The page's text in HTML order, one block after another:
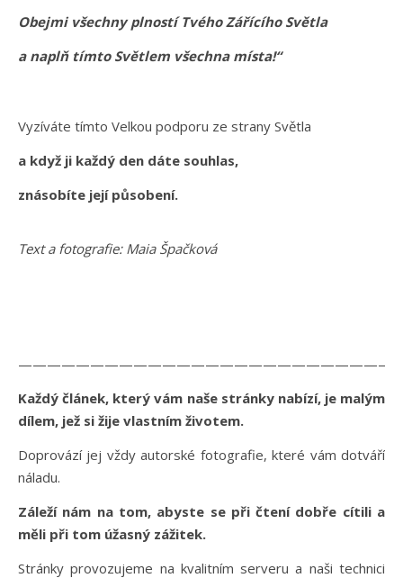
Obejmi všechny plností Tvého Zářícího Světla
a naplň tímto Světlem všechna místa!“
Vyzíváte tímto Velkou podporu ze strany Světla
a když ji každý den dáte souhlas,
znásobíte její působení.
Text a fotografie: Maia Špačková
Každý článek, který vám naše stránky nabízí, je malým
dílem, jež si žije vlastním životem.
Doprovází jej vždy autorské fotografie, které vám dotváří
náladu.
Záleží nám na tom, abyste se při čtení dobře cítili a
měli při tom úžasný zážitek.
Stránky provozujeme na kvalitním serveru a naši technici